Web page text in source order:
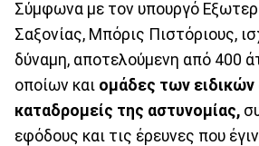
Σύμφωνα με τον υπουργό
Σαξονίας, Μπόρις Πιστόριους,
δύναμη, αποτελούμενη από 400
οποίων και ομάδες των ειδικών
καταδρομείς της αστυνομίας,
εφόδους και τις έρευνες που